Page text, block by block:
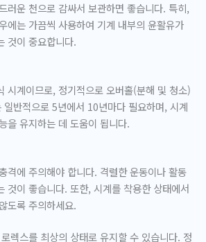
러운 천으로 감싸서 보관하면 좋습니다. 특히,
에는 가끔씩 사용하여 기계 내부의 윤활유가
것이 중요합니다.
시계이므로, 정기적으로 오버홀(분해 및 청소)
반적으로 5년에서 10년마다 필요하며, 시계
을 유지하는 데 도움이 됩니다.
격에 주의해야 합니다. 격렬한 운동이나 활동
것이 좋습니다. 또한, 시계를 착용한 상태에서
도록 주의하세요.
렉스를 최상의 상태로 유지할 수 있습니다. 정